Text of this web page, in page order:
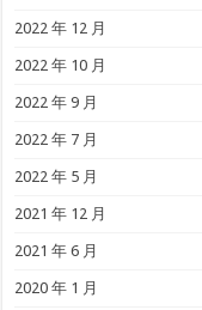
2022 年 12 月
2022 年 10 月
2022 年 9 月
2022 年 7 月
2022 年 5 月
2021 年 12 月
2021 年 6 月
2020 年 1 月